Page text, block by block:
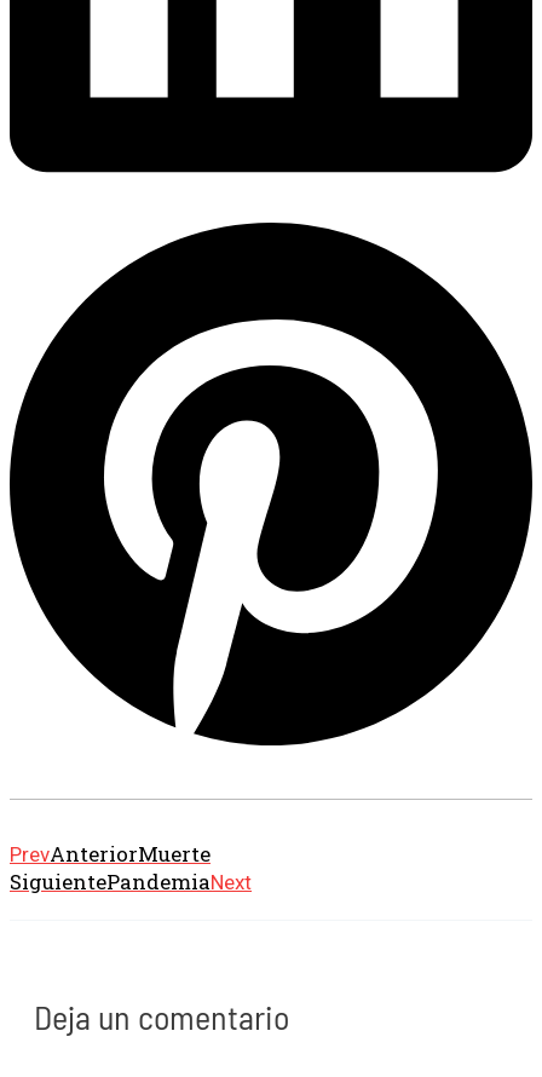
PrevAnteriorMuerte
SiguientePandemiaNext
Deja un comentario